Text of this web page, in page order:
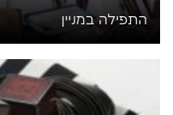
התפילה במניין